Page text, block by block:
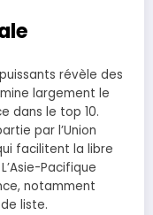
révèle des
largement le
dans le top 10.
par l’Union
facilitent la libre
Pacifique
notamment
liste.